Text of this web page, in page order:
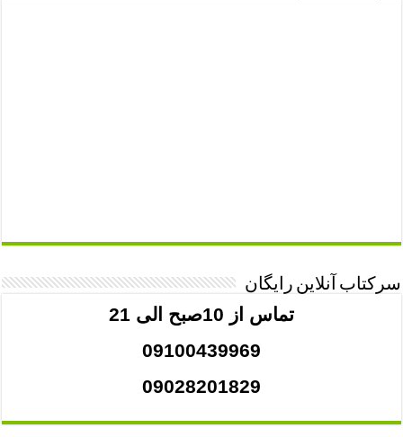
سرکتاب آنلاین رایگان
تماس از 10صبح الی 21
09100439969
09028201829